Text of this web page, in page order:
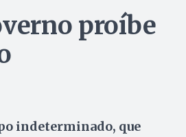
proíbe
indeterminado, que